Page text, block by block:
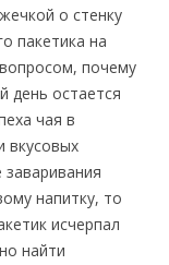
о стенку
пакетика на
почему
день остается
чая в
вкусовых
напитку, то
исчерпал
найти